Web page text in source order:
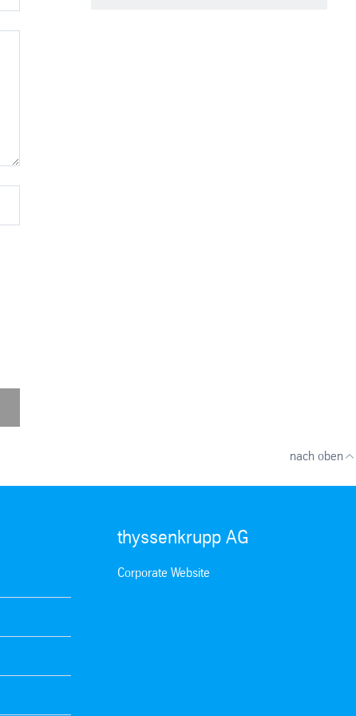
nach oben
thyssenkrupp AG
Corporate Website